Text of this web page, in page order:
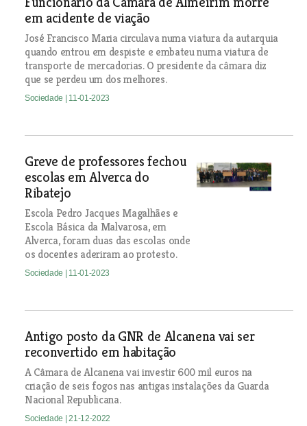
em acidente de viação
José Francisco Maria circulava numa viatura da autarquia
quando entrou em despiste e embateu numa viatura de
transporte de mercadorias. O presidente da câmara diz
que se perdeu um dos melhores.
Sociedade | 11-01-2023
Greve de professores fechou
escolas em Alverca do
Ribatejo
Escola Pedro Jacques Magalhães e
Escola Básica da Malvarosa, em
Alverca, foram duas das escolas onde
os docentes aderiram ao protesto.
Sociedade | 11-01-2023
Antigo posto da GNR de Alcanena vai ser
reconvertido em habitação
A Câmara de Alcanena vai investir 600 mil euros na
criação de seis fogos nas antigas instalações da Guarda
Nacional Republicana.
Sociedade | 21-12-2022